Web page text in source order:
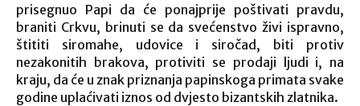
prisegnuo Papi da će ponajprije poštivati pravdu,
braniti Crkvu, brinuti se da svećenstvo živi ispravno,
štititi siromahe, udovice i siročad, biti protiv
nezakonitih brakova, protiviti se prodaji ljudi i, na
kraju, da će u znak priznanja papinskoga primata svake
godine uplaćivati iznos od dvjesto bizantskih zlatnika.